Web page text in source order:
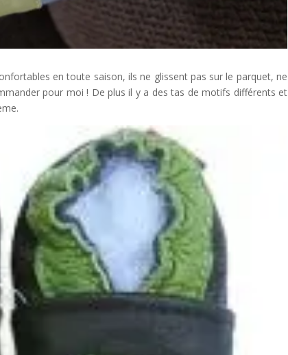
en toute saison, ils ne glissent pas sur le parquet, ne
pour moi ! De plus il y a des tas de motifs différents et